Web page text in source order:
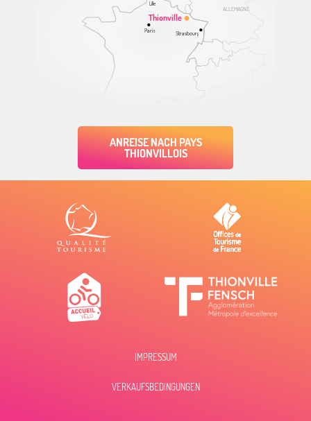
ALLEMAGNE
Thionville
Lille
Paris Strasbourg
ANREISE NACH PAYS
THIONVILLOIS
IMPRESSUM
VERKAUFSBEDINGUNGEN